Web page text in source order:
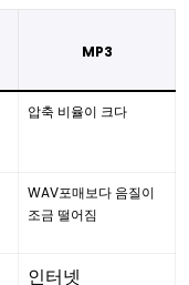
MP3
압축 비율이 크다
WAV포매보다 음질이
조금 떨어짐
인터넷